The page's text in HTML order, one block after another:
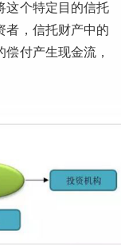
这个特定目的信托
者，信托财产中的
付产生现金流，